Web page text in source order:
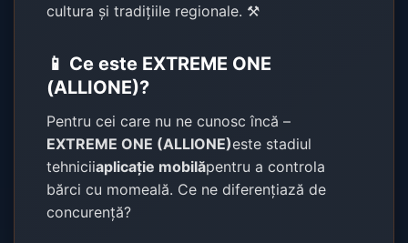
cultura și tradițiile regionale. ⚒️
📱 Ce este EXTREME ONE
(ALLIONE)?
Pentru cei care nu ne cunosc încă –
EXTREME ONE (ALLIONE)este stadiul
tehniciiaplicație mobilăpentru a controla
bărci cu momeală. Ce ne diferențiază de
concurență?